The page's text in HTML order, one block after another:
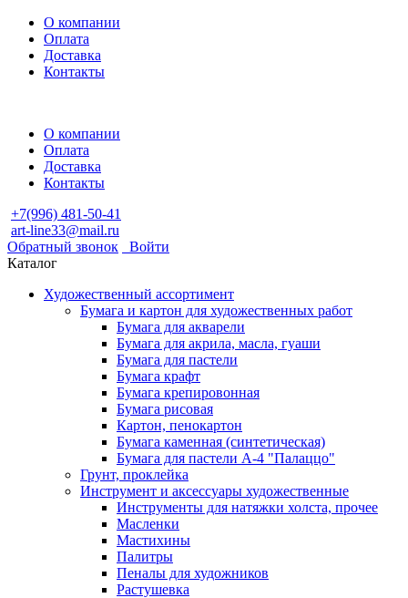
О компании
Оплата
Доставка
Контакты
О компании
Оплата
Доставка
Контакты
+7(996) 481-50-41
art-line33@mail.ru
Обратный звонок
Войти
Каталог
Художественный ассортимент
Бумага и картон для художественных работ
Бумага для акварели
Бумага для акрила, масла, гуаши
Бумага для пастели
Бумага крафт
Бумага крепировонная
Бумага рисовая
Картон, пенокартон
Бумага каменная (синтетическая)
Бумага для пастели А-4 "Палаццо"
Грунт, проклейка
Инструмент и аксессуары художественные
Инструменты для натяжки холста, прочее
Масленки
Мастихины
Палитры
Пеналы для художников
Растушевка